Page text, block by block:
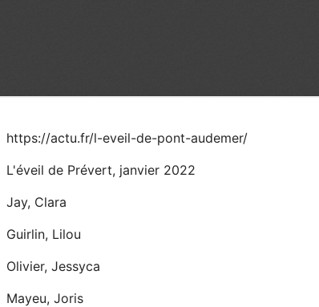
https://actu.fr/l-eveil-de-pont-audemer/
L'éveil de Prévert, janvier 2022
Jay, Clara
Guirlin, Lilou
Olivier, Jessyca
Mayeu, Joris